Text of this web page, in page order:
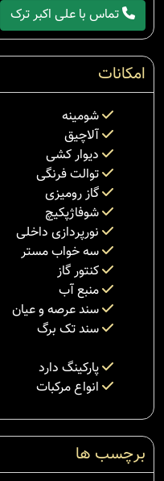
تماس با علی اکبر ترک
امکانات
شومینه
آلاچیق
دیوار کشی
توالت فرنگی
گاز رومیزی
شوفاژپکیچ
نورپردازی داخلی
سه خواب مستر
کنتور گاز
منبع آب
سند عرصه و عیان
سند تک برگ
پارکینگ دارد
انواع مرکبات
برچسب ها